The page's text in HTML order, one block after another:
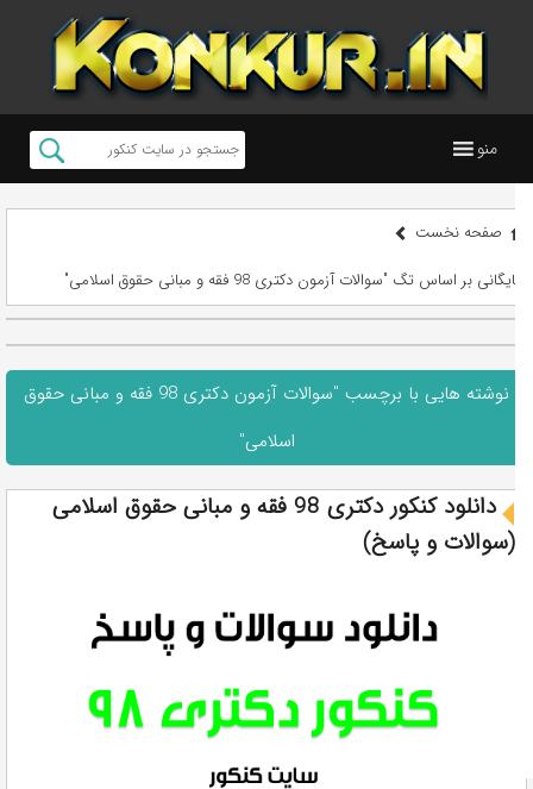
منو
صفحه نخست
بایگانی بر اساس تگ "سوالات آزمون دکتری 98 فقه و مبانی حقوق اسلامی"
نوشته هایی با برچسب "سوالات آزمون دکتری 98 فقه و مبانی حقوق
اسلامی"
دانلود کنکور دکتری 98 فقه و مبانی حقوق اسلامی
(سوالات و پاسخ)